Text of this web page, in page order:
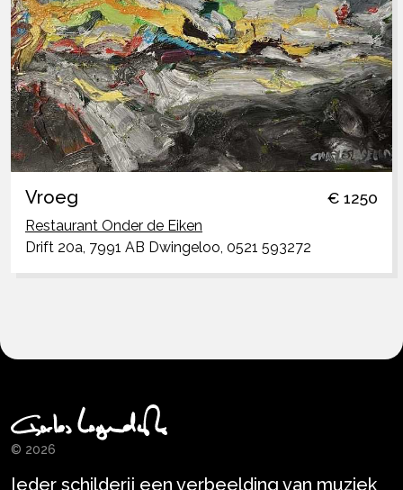
Vroeg € 1250
Restaurant Onder de Eiken
Drift 20a, 7991 AB Dwingeloo, 0521 593272
© 2026
Ieder schilderij een verbeelding van muziek